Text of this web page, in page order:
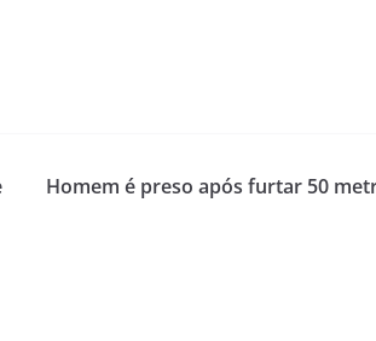
Homem é preso após furtar 50